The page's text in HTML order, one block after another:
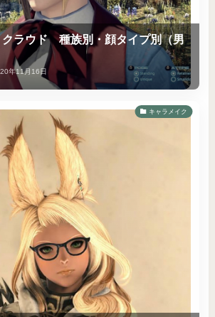
クラウド 種族別・顔タイプ別（男
年11月16日
キャラメイク